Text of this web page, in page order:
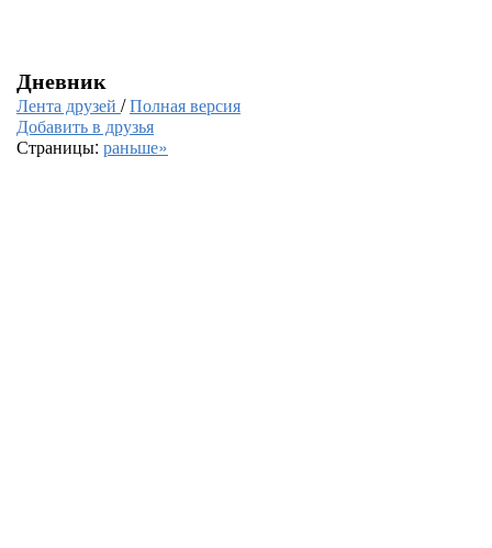
Дневник
Лента друзей /Полная версия
Добавить в друзья
Страницы: раньше»